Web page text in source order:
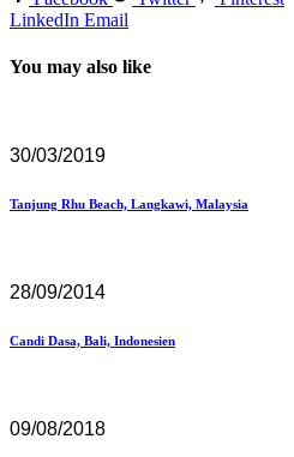
LinkedIn Email
You may also like
30/03/2019
Tanjung Rhu Beach, Langkawi, Malaysia
28/09/2014
Candi Dasa, Bali, Indonesien
09/08/2018